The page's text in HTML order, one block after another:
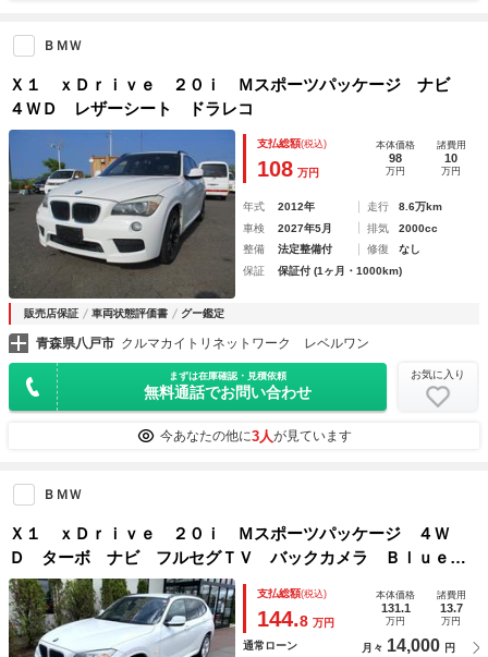
ＢＭＷ
Ｘ１ ｘＤｒｉｖｅ ２０ｉ Ｍスポーツパッケージ ナビ
４ＷＤ レザーシート ドラレコ
支払総額(税込)
108 万円
本体価格
98
万円
諸費用
10
万円
年式 2012年 走行
8.6万km
車検
2027年5月 排気
2000cc
整備
法定整備付 修復
なし
保証
保証付 (1ヶ月・1000km)
販売店保証 車両状態評価書 グー鑑定
青森県八戸市 クルマカイトリネットワーク レベルワン
まずは在庫確認・見積依頼
無料通話でお問い合わせ
お気に入り
今あなたの他に3人が見ています
ＢＭＷ
Ｘ１ ｘＤｒｉｖｅ ２０ｉ Ｍスポーツパッケージ ４Ｗ
Ｄ ターボ ナビ フルセグＴＶ バックカメラ Ｂｌｕｅｔ
ｏｏｔｈオーディオ ＥＴＣ ヘッドライトウォッシャー Ｈ
ＩＤライト Ｆフォグ Ｂフォグ 純正１８インチアルミ ダ
ウンヒルアシスト
支払総額(税込)
144.8 万円
本体価格
131.1
万円
諸費用
13.7
万円
通常ローン 月々 14,000 円